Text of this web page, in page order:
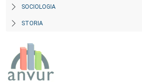
SOCIOLOGIA
STORIA